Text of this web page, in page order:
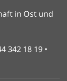
in Ost und
342 18 19 •